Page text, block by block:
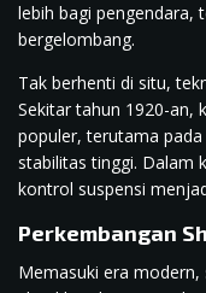
lebih bagi pengendara,
bergelombang.
Tak berhenti di situ,
Sekitar tahun 1920-an,
populer, terutama
stabilitas tinggi. Dalam
kontrol suspensi
Perkembangan
Memasuki era